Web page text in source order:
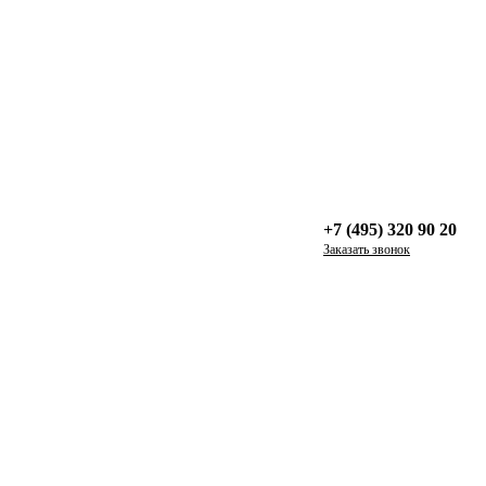
+7 (495) 320 90 20
Заказать звонок
В качестве акцента используем любимый цвет семьи: